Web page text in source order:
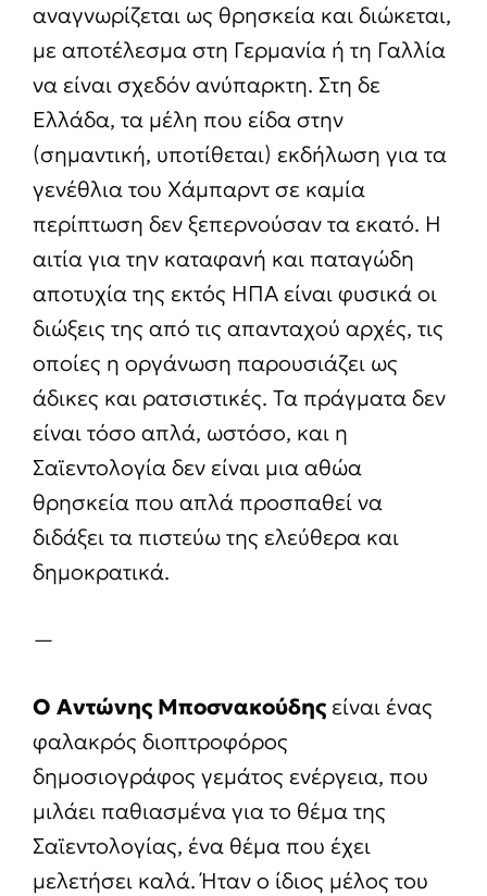
αναγνωρίζεται ως θρησκεία και διώκεται,
με αποτέλεσμα στη Γερμανία ή τη Γαλλία
να είναι σχεδόν ανύπαρκτη. Στη δε
Ελλάδα, τα μέλη που είδα στην
(σημαντική, υποτίθεται) εκδήλωση για τα
γενέθλια του Χάμπαρντ σε καμία
περίπτωση δεν ξεπερνούσαν τα εκατό. Η
αιτία για την καταφανή και παταγώδη
αποτυχία της εκτός ΗΠΑ είναι φυσικά οι
διώξεις της από τις απανταχού αρχές, τις
οποίες η οργάνωση παρουσιάζει ως
άδικες και ρατσιστικές. Τα πράγματα δεν
είναι τόσο απλά, ωστόσο, και η
Σαϊεντολογία δεν είναι μια αθώα
θρησκεία που απλά προσπαθεί να
διδάξει τα πιστεύω της ελεύθερα και
δημοκρατικά.
—
Ο Αντώνης Μποσνακούδης είναι ένας
φαλακρός διοπτροφόρος
δημοσιογράφος γεμάτος ενέργεια, που
μιλάει παθιασμένα για το θέμα της
Σαϊεντολογίας, ένα θέμα που έχει
μελετήσει καλά. Ήταν ο ίδιος μέλος του